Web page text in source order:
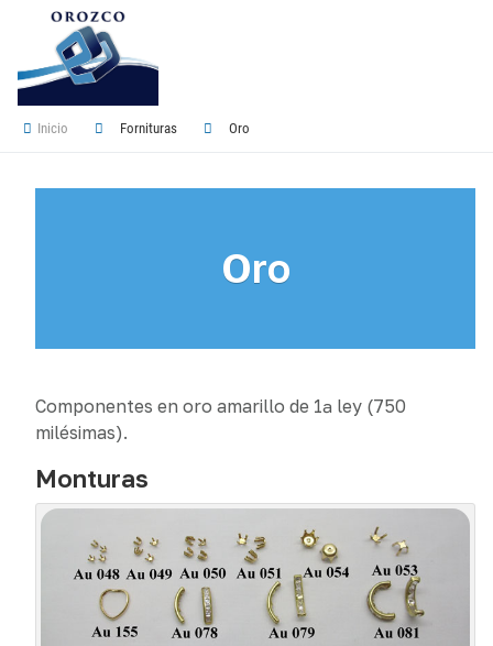
Inicio Fornituras Oro
Oro
Componentes en oro amarillo de 1ª ley (750
milésimas).
Monturas